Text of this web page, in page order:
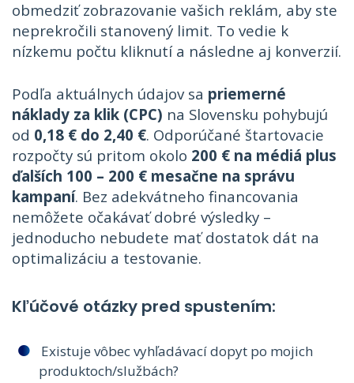
obmedziť zobrazovanie vašich reklám, aby ste
neprekročili stanovený limit. To vedie k
nízkemu počtu kliknutí a následne aj konverzií.
Podľa aktuálnych údajov sa priemerné
náklady za klik (CPC) na Slovensku pohybujú
od 0,18 € do 2,40 €. Odporúčané štartovacie
rozpočty sú pritom okolo 200 € na médiá plus
ďalších 100 – 200 € mesačne na správu
kampaní. Bez adekvátneho financovania
nemôžete očakávať dobré výsledky –
jednoducho nebudete mať dostatok dát na
optimalizáciu a testovanie.
Kľúčové otázky pred spustením:
Existuje vôbec vyhľadávací dopyt po mojich
produktoch/službách?